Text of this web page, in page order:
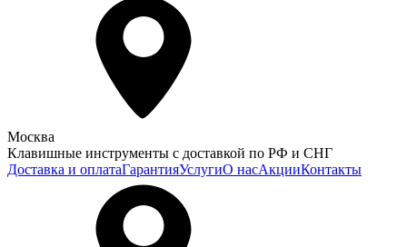
Москва
Клавишные инструменты с доставкой по РФ и СНГ
Доставка и оплатаГарантияУслугиО насАкцииКонтакты